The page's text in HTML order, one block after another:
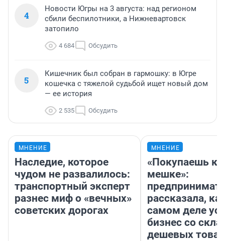
4
Новости Югры на 3 августа: над регионом
сбили беспилотники, а Нижневартовск
затопило
4 684 Обсудить
5
Кишечник был собран в гармошку: в Югре
кошечка с тяжелой судьбой ищет новый дом
— ее история
2 535 Обсудить
МНЕНИЕ
Наследие, которое
чудом не развалилось:
транспортный эксперт
разнес миф о «вечных»
советских дорогах
МНЕНИЕ
«Покупаешь
мешке»:
рассказала,
самом деле
бизнес со
дешевых